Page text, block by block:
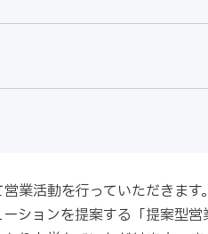
業活動を行っていただきま
ションを提案する「提案型